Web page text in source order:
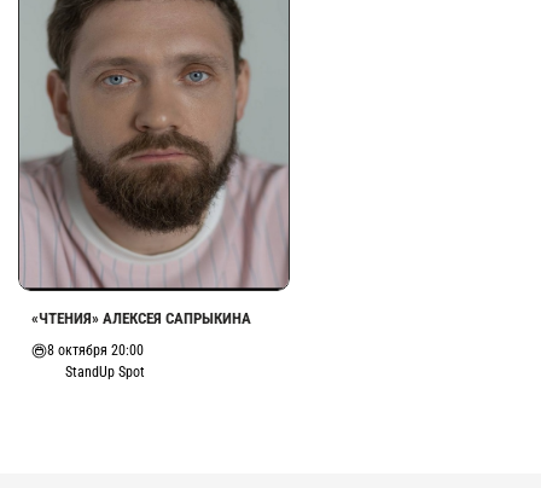
«ЧТЕНИЯ» АЛЕКСЕЯ САПРЫКИНА
8 октября 20:00
StandUp Spot